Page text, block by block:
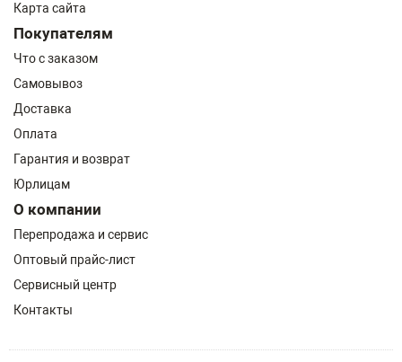
Карта сайта
Покупателям
Что с заказом
Самовывоз
Доставка
Оплата
Гарантия и возврат
Юрлицам
О компании
Перепродажа и сервис
Оптовый прайс-лист
Сервисный центр
Контакты